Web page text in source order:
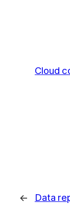
Cloud
← Data